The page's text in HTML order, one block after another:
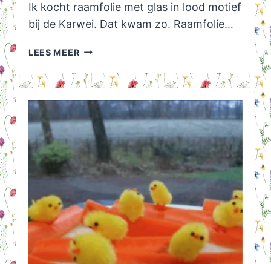
Ik kocht raamfolie met glas in lood motief
bij de Karwei. Dat kwam zo. Raamfolie…
LEES MEERRAAMFOLIE
VOOR
KLEIN
BUDGET:
RAAMFOLIE
GLAS
IN
LOOD
KARWEI